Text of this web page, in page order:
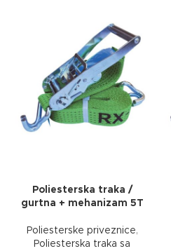
Poliesterska traka /
gurtna + mehanizam 5T
Poliesterske priveznice,
Poliesterska traka sa